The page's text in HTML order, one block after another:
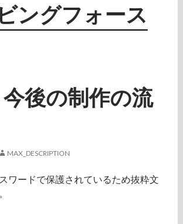
ングフォース
後の制作の流
MAX_DESCRIPTION
ワードで保護されているため抜粋文